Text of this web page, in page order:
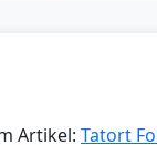
Artikel: Tatort